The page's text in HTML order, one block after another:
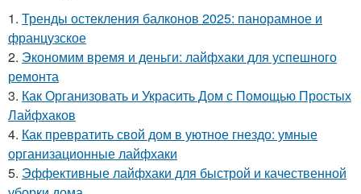
1. Тренды остекления балконов 2025: панорамное и
французское
2. Экономим время и деньги: лайфхаки для успешного
ремонта
3. Как Организовать и Украсить Дом с Помощью Простых
Лайфхаков
4. Как превратить свой дом в уютное гнездо: умные
организационные лайфхаки
5. Эффективные лайфхаки для быстрой и качественной